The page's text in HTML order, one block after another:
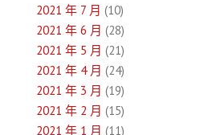
2021 年 7 月 (10)
2021 年 6 月 (28)
2021 年 5 月 (21)
2021 年 4 月 (24)
2021 年 3 月 (19)
2021 年 2 月 (15)
2021 年 1 月 (11)